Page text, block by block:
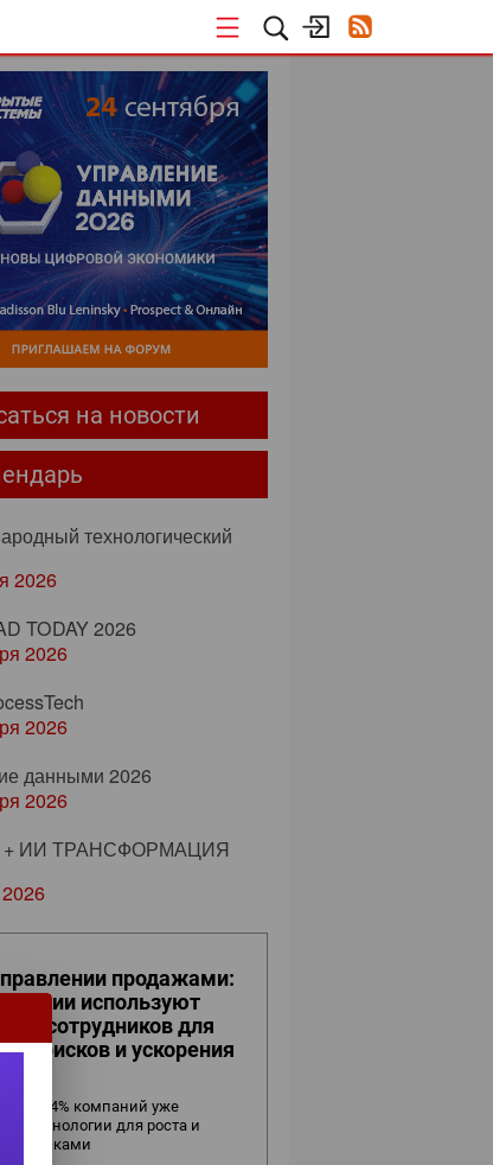
на новости
технологический
2026
TODAY 2026
2026
2026
данными 2026
2026
+ ИИ ТРАНСФОРМАЦИЯ
продажами:
используют
сотрудников для
рисков и ускорения
54% компаний уже
технологии для роста и
рисками